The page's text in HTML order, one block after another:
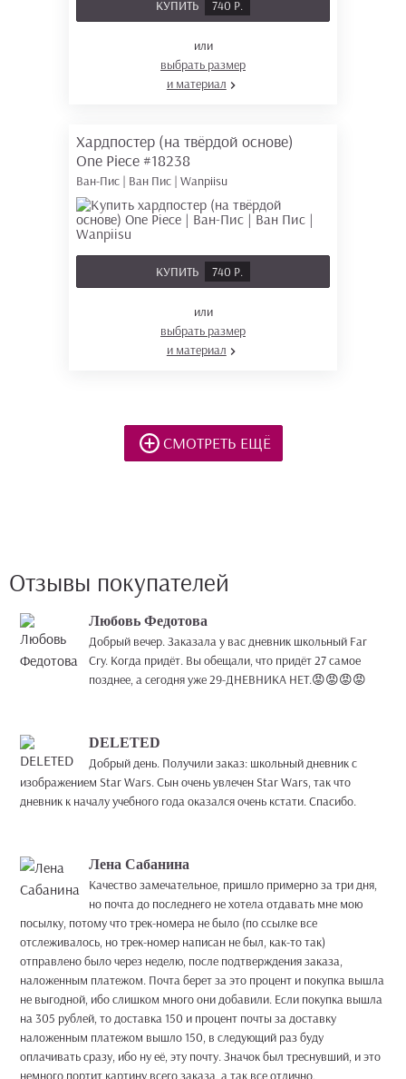
КУПИТЬ 740 Р.
или
выбрать размер
и материал
Хардпостер (на твёрдой основе)
One Piece #18238
Ван-Пис | Ван Пис | Wanpiisu
КУПИТЬ 740 Р.
или
выбрать размер
и материал
СМОТРЕТЬ ЕЩЁ
Отзывы покупателей
Любовь Федотова
Добрый вечер. Заказала у вас дневник школьный Far
Cry. Когда придёт. Вы обещали, что придёт 27 самое
позднее, а сегодня уже 29-ДНЕВНИКА НЕТ.😡😡😡😡
DELETED
Добрый день. Получили заказ: школьный дневник с
изображением Star Wars. Сын очень увлечен Star Wars, так что
дневник к началу учебного года оказался очень кстати. Спасибо.
Лена Сабанина
Качество замечательное, пришло примерно за три дня,
но почта до последнего не хотела отдавать мне мою
посылку, потому что трек-номера не было (по ссылке все
отслеживалось, но трек-номер написан не был, как-то так)
отправлено было через неделю, после подтверждения заказа,
наложенным платежом. Почта берет за это процент и покупка вышла
не выгодной, ибо слишком много они добавили. Если покупка вышла
на 305 рублей, то доставка 150 и процент почты за доставку
наложенным платежом вышло 150, в следующий раз буду
оплачивать сразу, ибо ну её, эту почту. Значок был треснувший, и это
немного портит картину всего заказа, а так все отлично.